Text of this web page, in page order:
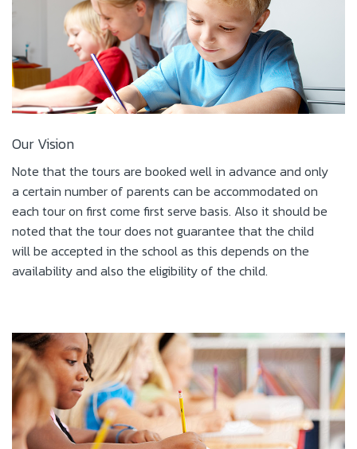
Our Vision
Note that the tours are booked well in advance and only
a certain number of parents can be accommodated on
each tour on first come first serve basis. Also it should be
noted that the tour does not guarantee that the child
will be accepted in the school as this depends on the
availability and also the eligibility of the child.